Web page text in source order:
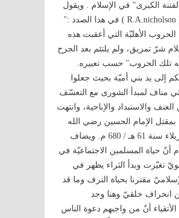
الكبرى" في الإسلام . ويقول
نيكلسون ( R.A.nicholson ) في هذا الصدد :"
الأهليّة التي أعقبت هذه
شرّ تمزيق، ولم يلتئم بعد الجرح
تلك الحروب" حسب تعبيره.
إلى يد بني أميّة بحيث جعلوا
مناف لمبدأ الشورى مع التعسّف
العنف والاستبداد والإباحية، وانتهت
بمقتل الإمام الحسين رضي الله
عنه في كربلاء سنة 61 هـ / 680 م. ويضاف
أنّ حياة المسلمين الاجتماعيّة في
تغيّرت وبدأ الثراء يظهر في
مقترنا بحياة الترف وما قد
انحراف خلقيّ وهنا وجد
أنّ من واجبهم دعوة الناس